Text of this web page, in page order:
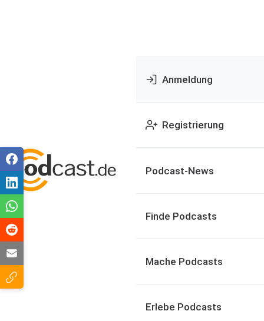
Anmeldung
Registrierung
Podcast-News
Finde Podcasts
Mache Podcasts
Erlebe Podcasts